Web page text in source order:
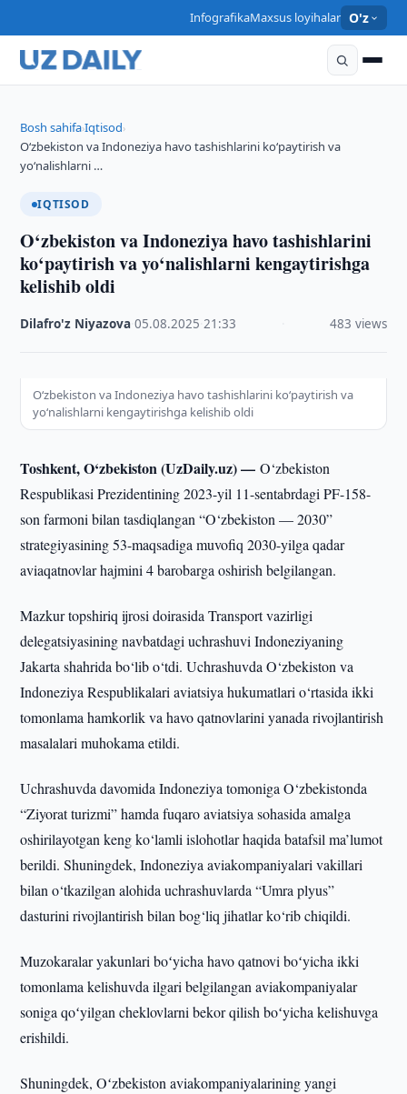
InfografikaMaxsus loyihalar O'z
Bosh sahifa›Iqtisod›
O‘zbekiston va Indoneziya havo tashishlarini ko‘paytirish va
yo‘nalishlarni …
IQTISOD
O‘zbekiston va Indoneziya havo tashishlarini
ko‘paytirish va yo‘nalishlarni kengaytirishga
kelishib oldi
Dilafro'z Niyazova ·05.08.2025 ·21:33 483 views
O‘zbekiston va Indoneziya havo tashishlarini ko‘paytirish va
yo‘nalishlarni kengaytirishga kelishib oldi
Toshkent, O‘zbekiston (UzDaily.uz) —O‘zbekiston
Respublikasi Prezidentining 2023-yil 11-sentabrdagi PF-158-
son farmoni bilan tasdiqlangan “O‘zbekiston — 2030”
strategiyasining 53-maqsadiga muvofiq 2030-yilga qadar
aviaqatnovlar hajmini 4 barobarga oshirish belgilangan.
Mazkur topshiriq ijrosi doirasida Transport vazirligi
delegatsiyasining navbatdagi uchrashuvi Indoneziyaning
Jakarta shahrida bo‘lib o‘tdi. Uchrashuvda O‘zbekiston va
Indoneziya Respublikalari aviatsiya hukumatlari o‘rtasida ikki
tomonlama hamkorlik va havo qatnovlarini yanada rivojlantirish
masalalari muhokama etildi.
Uchrashuvda davomida Indoneziya tomoniga O‘zbekistonda
“Ziyorat turizmi” hamda fuqaro aviatsiya sohasida amalga
oshirilayotgan keng ko‘lamli islohotlar haqida batafsil ma’lumot
berildi. Shuningdek, Indoneziya aviakompaniyalari vakillari
bilan o‘tkazilgan alohida uchrashuvlarda “Umra plyus”
dasturini rivojlantirish bilan bog‘liq jihatlar ko‘rib chiqildi.
Muzokaralar yakunlari boʻyicha havo qatnovi boʻyicha ikki
tomonlama kelishuvda ilgari belgilangan aviakompaniyalar
soniga qoʻyilgan cheklovlarni bekor qilish boʻyicha kelishuvga
erishildi.
Shuningdek, Oʻzbekiston aviakompaniyalarining yangi